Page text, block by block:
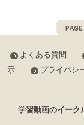
よくある質問
示
プライバシ
学習動画のイーク